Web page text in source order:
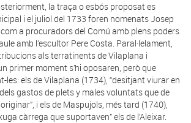
la traça o esbós proposat es
i el juliol del 1733 foren nomenats Josep
a pro­curadors del Comú amb plens poders
amb l’escultor Pere Costa. Paral·lelament,
als terratinents de Vilaplana i
primer moment s’hi oposaren, però que
les: els de Vilaplana (1734), “desitjant viurar en
gastos de plets y males voluntats que de
i els de Maspujols, més tard (1740),
càrrega que suportaven” els de l’Aleixar.